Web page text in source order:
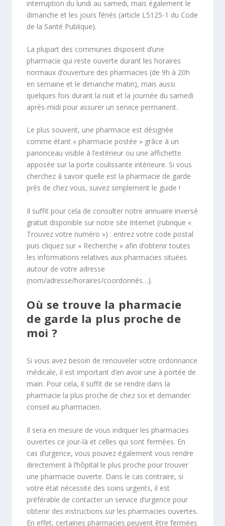
interruption du lundi au samedi, mais également le
dimanche et les jours fériés (article L5125-1 du Code
de la Santé Publique).
La plupart des communes disposent d’une
pharmacie qui reste ouverte durant les horaires
normaux d’ouverture des pharmacies (de 9h à 20h
en semaine et le dimanche matin), mais aussi
quelques fois durant la nuit et la journée du samedi
après-midi pour assurer un service permanent.
Le plus souvent, une pharmacie est désignée
comme étant « pharmacie postée » grâce à un
panonceau visible à l’extérieur ou une affichette
apposée sur la porte coulissante intérieure. Si vous
cherchez à savoir quelle est la pharmacie de garde
près de chez vous, suivez simplement le guide !
Il suffit pour cela de consulter notre annuaire inversé
gratuit disponible sur notre site Internet (rubrique «
Trouvez votre numéro ») : entrez votre code postal
puis cliquez sur « Recherche » afin d’obtenir toutes
les informations relatives aux pharmacies situées
autour de votre adresse
(nom/adresse/horaires/coordonnés…).
Où se trouve la pharmacie
de garde la plus proche de
moi ?
Si vous avez besoin de renouveler votre ordonnance
médicale, il est important d’en avoir une à portée de
main. Pour cela, il suffit de se rendre dans la
pharmacie la plus proche de chez soi et demander
conseil au pharmacien.
Il sera en mesure de vous indiquer les pharmacies
ouvertes ce jour-là et celles qui sont fermées. En
cas d’urgence, vous pouvez également vous rendre
directement à l’hôpital le plus proche pour trouver
une pharmacie ouverte. Dans le cas contraire, si
votre état nécessite des soins urgents, il est
préférable de contacter un service d’urgence pour
obtenir des instructions sur les pharmacies ouvertes.
En effet, certaines pharmacies peuvent être fermées